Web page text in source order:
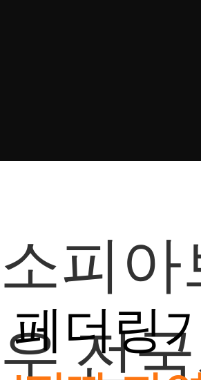
소피아
우 전
페더링